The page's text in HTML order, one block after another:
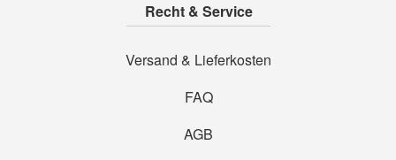
Recht & Service
Versand & Lieferkosten
FAQ
AGB